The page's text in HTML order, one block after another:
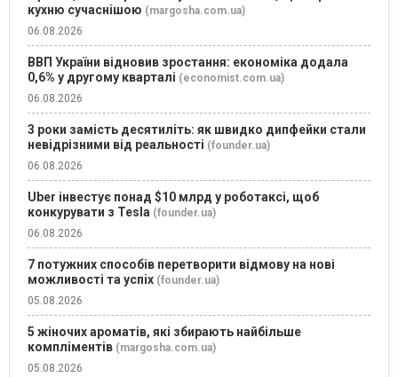
кухню сучаснішою (margosha.com.ua)
06.08.2026
ВВП України відновив зростання: економіка додала
0,6% у другому кварталі (economist.com.ua)
06.08.2026
3 роки замість десятиліть: як швидко дипфейки стали
невідрізними від реальності (founder.ua)
06.08.2026
Uber інвестує понад $10 млрд у роботаксі, щоб
конкурувати з Tesla (founder.ua)
06.08.2026
7 потужних способів перетворити відмову на нові
можливості та успіх (founder.ua)
05.08.2026
5 жіночих ароматів, які збирають найбільше
компліментів (margosha.com.ua)
05.08.2026